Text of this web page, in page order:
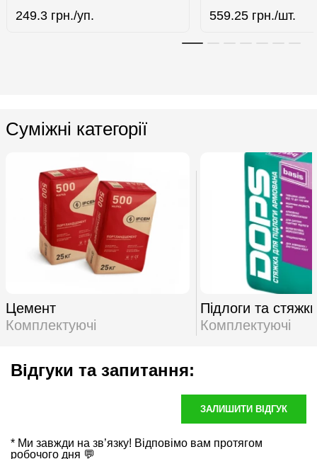
249.3 грн./уп. 559.25 грн./шт.
Суміжні категорії
Цемент
Комплектуючі
Підлоги та стяжки
Комплектуючі
Відгуки та запитання:
ЗАЛИШИТИ ВІДГУК
* Ми завжди на зв’язку! Відповімо вам протягом
робочого дня 💬